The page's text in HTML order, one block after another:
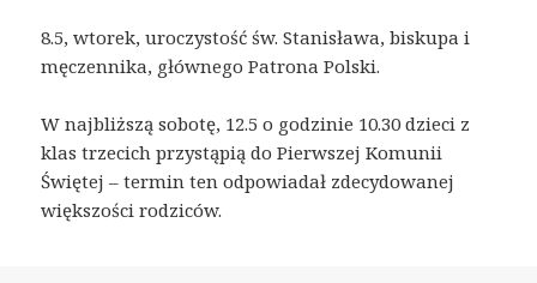
8.5, wtorek, uroczystość św. Stanisława, biskupa i
męczennika, głównego Patrona Polski.
W najbliższą sobotę, 12.5 o godzinie 10.30 dzieci z
klas trzecich przystąpią do Pierwszej Komunii
Świętej – termin ten odpowiadał zdecydowanej
większości rodziców.